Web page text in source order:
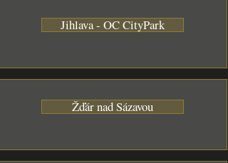
Jihlava - OC CityPark
Žďár nad Sázavou